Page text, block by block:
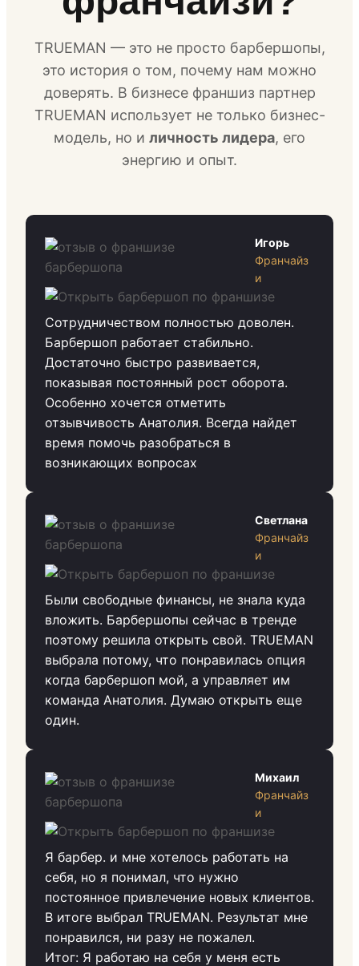
TRUEMAN — это не просто барбершопы,
это история о том, почему нам можно
доверять. В бизнесе франшиз партнер
TRUEMAN использует не только бизнес-
модель, но и личность лидера, его
энергию и опыт.
Игорь
Франчайз
и
Сотрудничеством полностью доволен.
Барбершоп работает стабильно.
Достаточно быстро развивается,
показывая постоянный рост оборота.
Особенно хочется отметить
отзывчивость Анатолия. Всегда найдет
время помочь разобраться в
возникающих вопросах
Светлана
Франчайз
и
Были свободные финансы, не знала куда
вложить. Барбершопы сейчас в тренде
поэтому решила открыть свой. TRUEMAN
выбрала потому, что понравилась опция
когда барбершоп мой, а управляет им
команда Анатолия. Думаю открыть еще
один.
Михаил
Франчайз
и
Я барбер. и мне хотелось работать на
себя, но я понимал, что нужно
постоянное привлечение новых клиентов.
В итоге выбрал TRUEMAN. Результат мне
понравился, ни разу не пожалел.
Итог: Я работаю на себя у меня есть